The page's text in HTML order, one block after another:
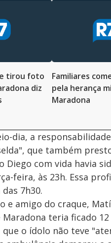
tirou foto
diz
Familiares
pela herança
Maradona
dia, a
que também
com vida havia
feira, às 23h. Essa
7h30.
e amigo do craque,
teria ficado
o ídolo não teve